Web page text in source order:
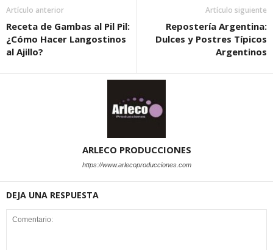
Artículo anterior
Receta de Gambas al Pil Pil:
¿Cómo Hacer Langostinos
al Ajillo?
Artículo siguiente
Repostería Argentina:
Dulces y Postres Típicos
Argentinos
ARLECO PRODUCCIONES
https://www.arlecoproducciones.com
DEJA UNA RESPUESTA